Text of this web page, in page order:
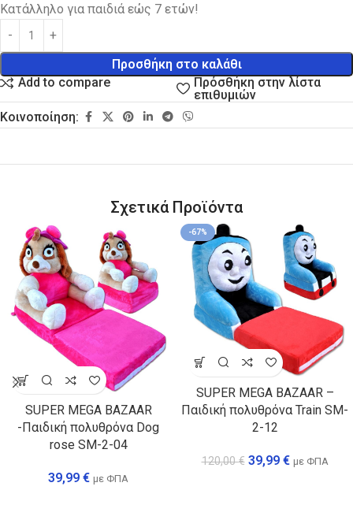
Kατάλληλο για παιδιά εώς 7 ετών!
Προσθήκη στο καλάθι
Add to compare
Πρόσθήκη στην λίστα
επιθυμιών
Κοινοποίηση:
Σχετικά Προϊόντα
SUPER MEGA BAZAAR
-Παιδική πολυθρόνα Dog
rose SM-2-04
39,99 € με ΦΠΑ
-67%
SUPER MEGA BAZAAR –
Παιδική πολυθρόνα Train SM-
2-12
120,00€ 39,99 € με ΦΠΑ